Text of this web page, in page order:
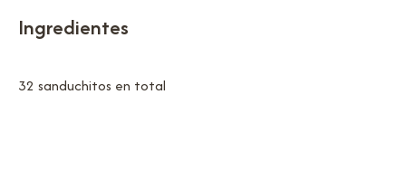
Ingredientes
32 sanduchitos en total